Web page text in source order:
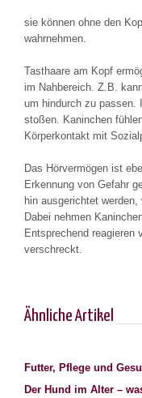
sie können ohne den
wahrnehmen.
Tasthaare am Kopf
im Nahbereich. Z.B.
um hindurch zu passen.
stoßen. Kaninchen
Körperkontakt mit
Das Hörvermögen ist
Erkennung von Gefahr
hin ausgerichtet
Dabei nehmen
Entsprechend reagieren
verschreckt.
Ähnliche Artikel
Futter, Pflege und
Der Hund im Alter –